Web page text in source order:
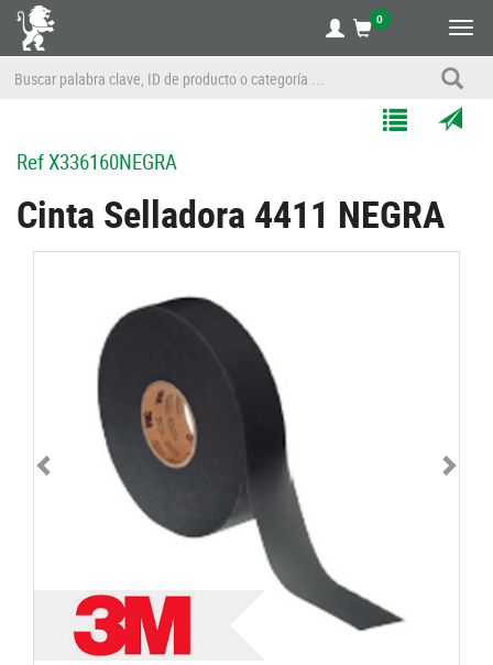
0
a
un
Listas
RefX336160NEGRA
Cinta Selladora 4411 NEGRA